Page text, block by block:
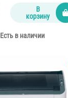
В
корзину
Есть в наличии